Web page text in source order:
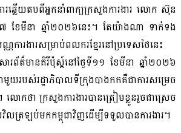
ឆ្លើយតបពីអ្នកនាំពាក្យក្រសួងការងារ លោក ស៊ុន
ខែមីនា ឆ្នាំ២០២៦នេះ។ តែយ៉ាងណា ទាក់ទង
ការងារសម្រាប់ពលករខ្មែរនៅប្រទេសថៃនេះ
ព័ត៌មានគិរីប៉ុស្ត៍នៅថ្ងៃទី១១ ខែមីនា ឆ្នាំ២០២៦
របស់រដ្ឋាភិបាលទីក្រុងបាងកកគឺជាការសម្រេច
លោកថា ក្រសួងការងារបានត្រៀមខ្លួនរួចជាស្រេច
លត្រឡប់មកកម្ពុជាវិញដើម្បីទទួលបានការងារ។